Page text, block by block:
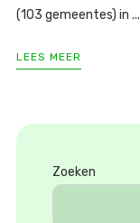
(103 gemeentes) in ...
LEES MEER
Zoeken